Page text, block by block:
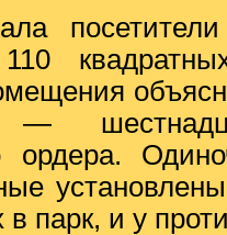
—
ордера.
парк, и у